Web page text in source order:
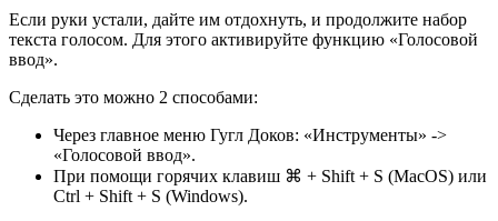
Если руки устали, дайте им отдохнуть, и продолжите набор
текста голосом. Для этого активируйте функцию «Голосовой
ввод».
Сделать это можно 2 способами:
Через главное меню Гугл Доков: «Инструменты» ->
«Голосовой ввод».
При помощи горячих клавиш ⌘ + Shift + S (MacOS) или
Ctrl + Shift + S (Windows).